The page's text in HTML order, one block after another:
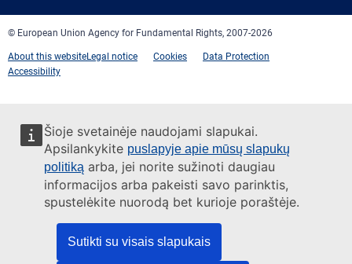
Šioje svetainėje naudojami slapukai.
Apsilankykite puslapyje apie mūsų slapukų
politiką arba, jei norite sužinoti daugiau
informacijos arba pakeisti savo parinktis,
spustelėkite nuorodą bet kurioje poraštėje.
Sutikti su visais slapukais
© European Union Agency for Fundamental Rights, 2007-2026
About this websiteLegal notice Cookies
Data Protection
Accessibility